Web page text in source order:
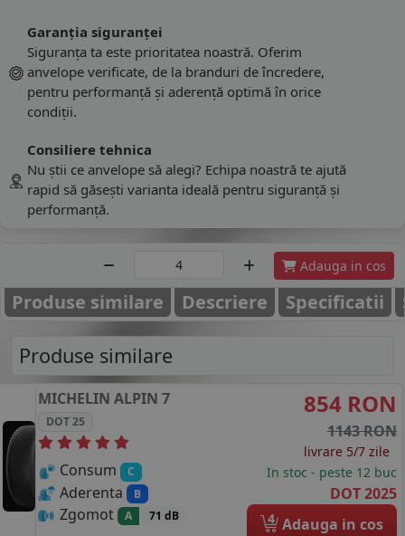
Garanția siguranței
Siguranța ta este prioritatea noastră. Oferim
anvelope verificate, de la branduri de încredere,
pentru performanță și aderență optimă în orice
condiții.
Consiliere tehnica
Nu știi ce anvelope să alegi? Echipa noastră te ajută
rapid să găsești varianta ideală pentru siguranță și
performanță.
Adauga in cos
Produse similare Descriere Specificatii
Produse similare
MICHELIN ALPIN 7
DOT 25
Consum C
Aderenta B
Zgomot A 71 dB
854 RON
1143 RON
livrare 5/7 zile
In stoc - peste 12 buc
DOT 2025
4 Adauga in cos